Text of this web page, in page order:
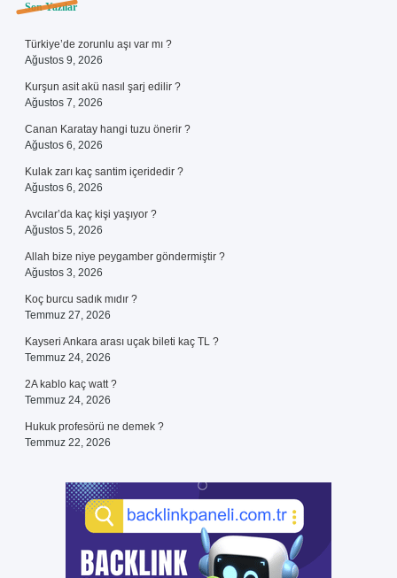
Sidebar
Son Yazılar
Türkiye’de zorunlu aşı var mı ?
Ağustos 9, 2026
Kurşun asit akü nasıl şarj edilir ?
Ağustos 7, 2026
Canan Karatay hangi tuzu önerir ?
Ağustos 6, 2026
Kulak zarı kaç santim içeridedir ?
Ağustos 6, 2026
Avcılar’da kaç kişi yaşıyor ?
Ağustos 5, 2026
Allah bize niye peygamber göndermiştir ?
Ağustos 3, 2026
Koç burcu sadık mıdır ?
Temmuz 27, 2026
Kayseri Ankara arası uçak bileti kaç TL ?
Temmuz 24, 2026
2A kablo kaç watt ?
Temmuz 24, 2026
Hukuk profesörü ne demek ?
Temmuz 22, 2026